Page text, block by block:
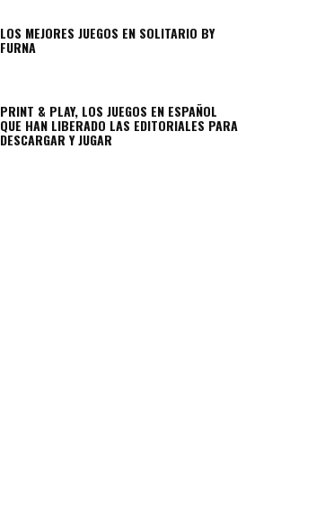
LOS MEJORES JUEGOS EN SOLITARIO BY
FURNA
PRINT & PLAY, LOS JUEGOS EN ESPAÑOL
QUE HAN LIBERADO LAS EDITORIALES PARA
DESCARGAR Y JUGAR